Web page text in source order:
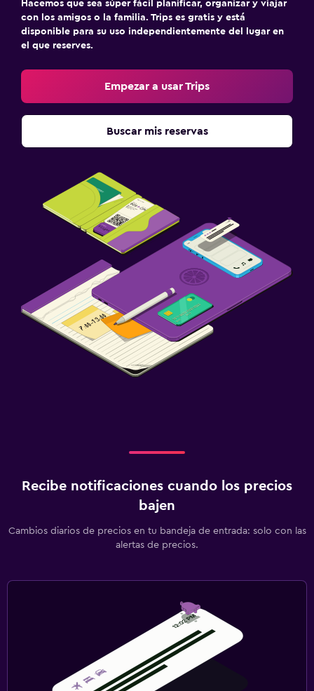
Ideal para familias
Cuidado de niños o guardería
Cuna/cama nido disponibles
Comidas para niños
Estacionamiento y transporte
Estacionamiento gratuito
Hacemos que sea súper fácil planificar, organizar y viajar
con los amigos o la familia. Trips es gratis y está
disponible para su uso independientemente del lugar en
el que reserves.
Empezar a usar Trips
Buscar mis reservas
Recibe notificaciones cuando los precios
bajen
Cambios diarios de precios en tu bandeja de entrada: solo con las
alertas de precios.